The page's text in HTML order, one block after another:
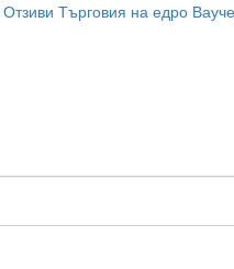
Отзиви Търговия на едро